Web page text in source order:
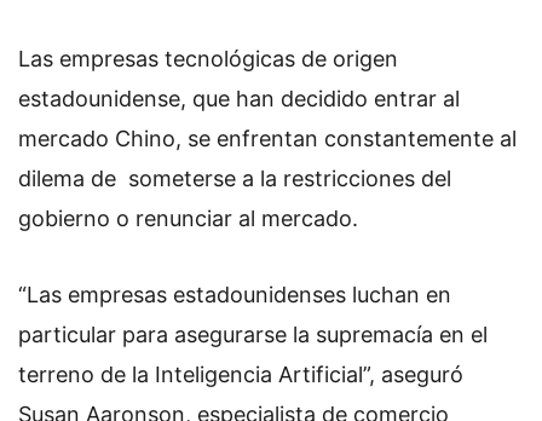
Las empresas tecnológicas de origen
estadounidense, que han decidido entrar al
mercado Chino, se enfrentan constantemente al
dilema de someterse a la restricciones del
gobierno o renunciar al mercado.
“Las empresas estadounidenses luchan en
particular para asegurarse la supremacía en el
terreno de la Inteligencia Artificial”, aseguró
Susan Aaronson, especialista de comercio